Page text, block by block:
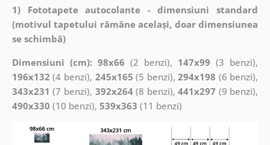
1) Fototapete autocolante - dimensiuni standard
(motivul tapetului rămâne același, doar dimensiunea
se schimbă)
Dimensiuni (cm): 98x66 (2 benzi), 147x99 (3 benzi),
196x132 (4 benzi), 245x165 (5 benzi),294x198 (6 benzi),
343x231 (7 benzi), 392x264(8 benzi),441x297 (9 benzi),
490x330 (10 benzi), 539x363 (11 benzi)